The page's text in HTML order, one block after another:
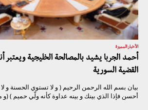
الأخبار المميزة
أحمد الجربا يشيد بالمصالحة الخليجية
القضية السورية
بيان بسم الله الرحمن الرحيم ( و لا تستوي الحسنة و
أحسن فإذا الذي بينك و بينه عداوة كأنه ولّي حميم ) (و